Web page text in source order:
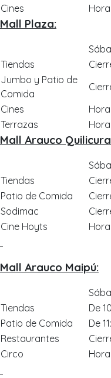
Cines
Mall Plaza:
Tiendas
Jumbo y Patio de
Comida
Cines
Terrazas
Mall Arauco
Tiendas
Patio de Comida
Sodimac
Cine Hoyts
Mall Arauco Maipú:
Tiendas
De
Patio de Comida
De
Restaurantes
Circo